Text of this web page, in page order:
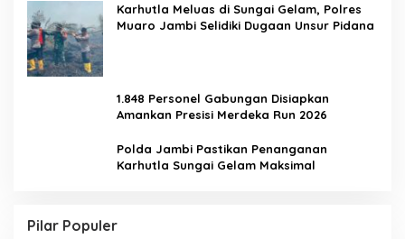
Karhutla Meluas di Sungai Gelam, Polres
Muaro Jambi Selidiki Dugaan Unsur Pidana
1.848 Personel Gabungan Disiapkan
Amankan Presisi Merdeka Run 2026
Polda Jambi Pastikan Penanganan
Karhutla Sungai Gelam Maksimal
Pilar Populer